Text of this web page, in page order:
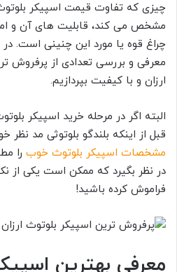
چیزی که تفاوت قیمت اسپیکر
مشخص می کند، قابلیت های آن و
چراغ قوه یا مورد این چنینی است.
معرفی و بررسی تعدادی از پرفروش
ارزان و با کیفیت بپردازیم.
البته اگر در مرحله خرید اسپیکر
قبل از اینکه بلندگو بلوتوثی مد نظر
مشخصات اسپیکر بلوتوث خوب را
در نظر بگیرد که ممکن است یکی از
فراموش کرده باشید!
معرفی بهترین